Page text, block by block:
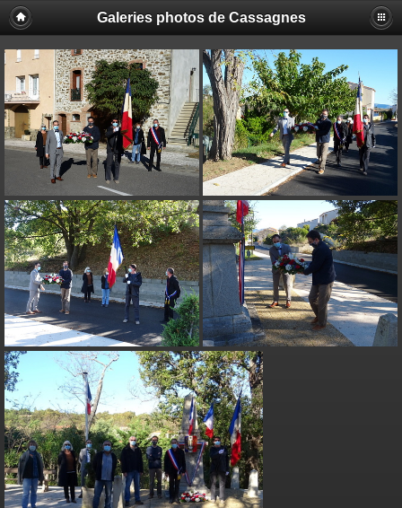
Galeries photos de Cassagnes